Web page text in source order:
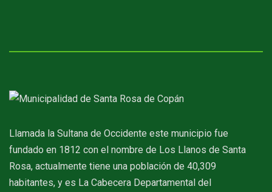
Llamada la Sultana de Occidente este municipio fue
fundado en 1812 con el nombre de Los Llanos de Santa
Rosa, actualmente tiene una población de 40,309
habitantes, y es La Cabecera Departamental del